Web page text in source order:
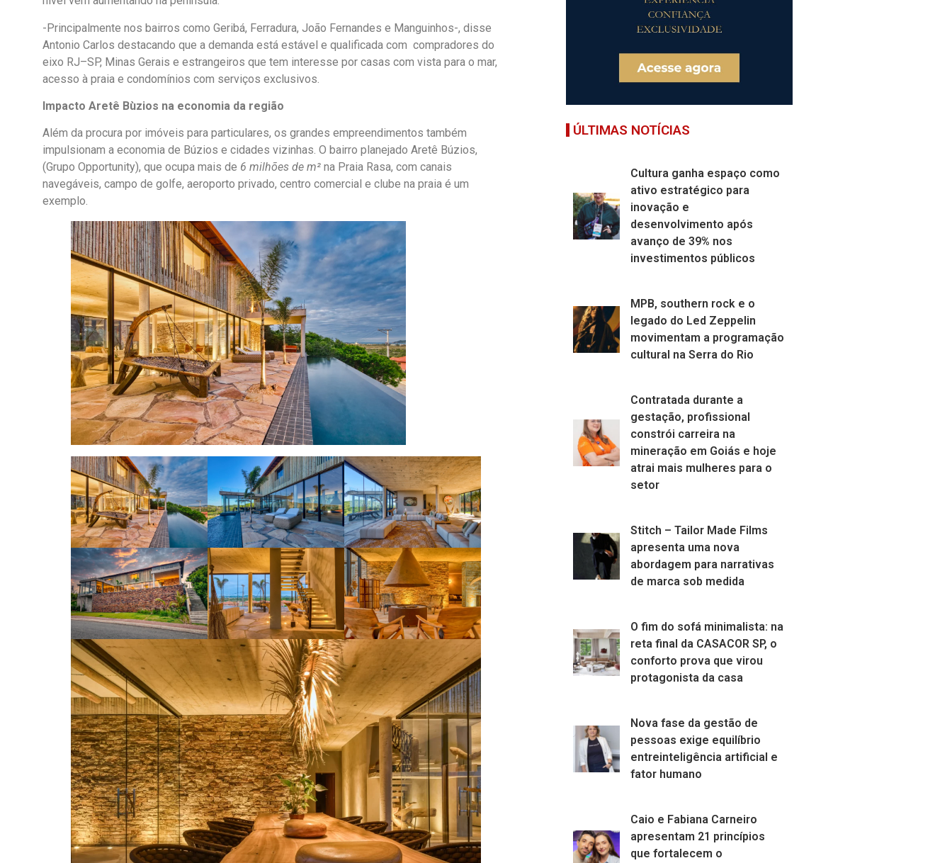
-Principalmente nos bairros como Geribá, Ferradura, João Fernandes e Manguinhos-, disse
Antonio Carlos destacando que a demanda está estável e qualificada com compradores do
eixo RJ–SP, Minas Gerais e estrangeiros que tem interesse por casas com vista para o mar,
acesso à praia e condomínios com serviços exclusivos.
Impacto Aretê Bùzios na economia da região
Além da procura por imóveis para particulares, os grandes empreendimentos também
impulsionam a economia de Búzios e cidades vizinhas. O bairro planejado Aretê Búzios,
(Grupo Opportunity), que ocupa mais de 6 milhões de m² na Praia Rasa, com canais
navegáveis, campo de golfe, aeroporto privado, centro comercial e clube na praia é um
exemplo.
ÚLTIMAS NOTÍCIAS
Cultura ganha espaço como
ativo estratégico para
inovação e
desenvolvimento após
avanço de 39% nos
investimentos públicos
MPB, southern rock e o
legado do Led Zeppelin
movimentam a programação
cultural na Serra do Rio
Contratada durante a
gestação, profissional
constrói carreira na
mineração em Goiás e hoje
atrai mais mulheres para o
setor
Stitch – Tailor Made Films
apresenta uma nova
abordagem para narrativas
de marca sob medida
O fim do sofá minimalista: na
reta final da CASACOR SP, o
conforto prova que virou
protagonista da casa
Nova fase da gestão de
pessoas exige equilíbrio
entreinteligência artificial e
fator humano
Caio e Fabiana Carneiro
apresentam 21 princípios
que fortalecem o